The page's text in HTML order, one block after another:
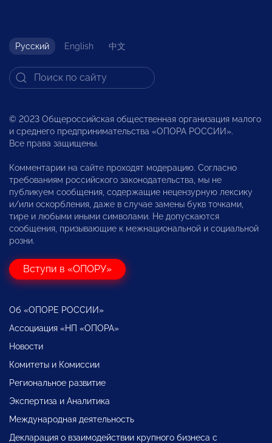
Русский English 中文
© 2023 Общероссийская общественная организация малого
и среднего предпринимательства «ОПОРА РОССИИ».
Все права защищены.
Комментарии на сайте проходят модерацию. Согласно
требованиям российского законодательства, мы не
публикуем сообщения, содержащие нецензурную лексику
и/или оскорбления, даже в случае замены букв точками,
тире и любыми иными символами. Не допускаются
сообщения, призывающие к межнациональной и социальной
розни.
Вступи в «ОПОРУ»
Об «ОПОРЕ РОССИИ»
Ассоциация «НП «ОПОРА»
Новости
Комитеты и Комиссии
Региональное развитие
Экспертиза и Аналитика
Международная деятельность
Декларация о взаимодействии крупного бизнеса с